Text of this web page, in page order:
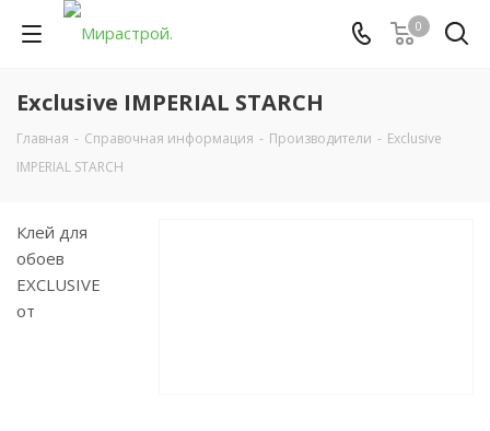
0
Exclusive IMPERIAL STARCH
Главная - Справочная информация - Производители - Exclusive
IMPERIAL STARCH
Клей для
обоев
EXСLUSIVE
от